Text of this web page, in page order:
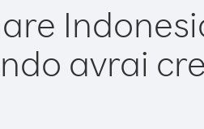
avrai